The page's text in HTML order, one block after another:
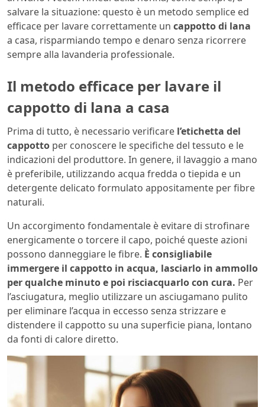
salvare la situazione: questo è un metodo semplice ed
efficace per lavare correttamente un cappotto di lana
a casa, risparmiando tempo e denaro senza ricorrere
sempre alla lavanderia professionale.
Il metodo efficace per lavare il
cappotto di lana a casa
Prima di tutto, è necessario verificare l’etichetta del
cappotto per conoscere le specifiche del tessuto e le
indicazioni del produttore. In genere, il lavaggio a mano
è preferibile, utilizzando acqua fredda o tiepida e un
detergente delicato formulato appositamente per fibre
naturali.
Un accorgimento fondamentale è evitare di strofinare
energicamente o torcere il capo, poiché queste azioni
possono danneggiare le fibre. È consigliabile
immergere il cappotto in acqua, lasciarlo in ammollo
per qualche minuto e poi risciacquarlo con cura. Per
l’asciugatura, meglio utilizzare un asciugamano pulito
per eliminare l’acqua in eccesso senza strizzare e
distendere il cappotto su una superficie piana, lontano
da fonti di calore diretto.